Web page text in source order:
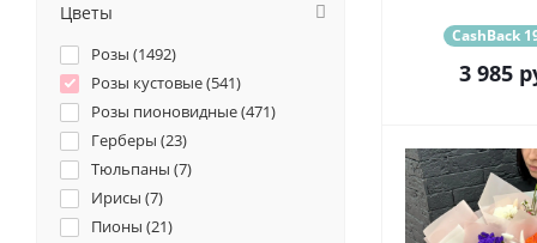
CashBack
3 985
Цветы
Розы (1492)
Розы кустовые (541)
Розы пионовидные (471)
Герберы (23)
Тюльпаны (7)
Ирисы (7)
Пионы (21)